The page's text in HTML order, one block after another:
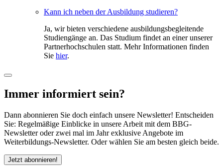
Kann ich neben der Ausbildung studieren?
Ja, wir bieten verschiedene ausbildungsbegleitende
Studiengänge an. Das Studium findet an einer unserer
Partnerhochschulen statt. Mehr Informationen finden
Sie hier.
Immer informiert sein?
Dann abonnieren Sie doch einfach unsere Newsletter! Entscheiden
Sie: Regelmäßige Einblicke in unsere Arbeit mit dem BBG-
Newsletter oder zwei mal im Jahr exklusive Angebote im
Weiterbildungs-Newsletter. Oder wählen Sie am besten gleich beide.
Jetzt abonnieren!